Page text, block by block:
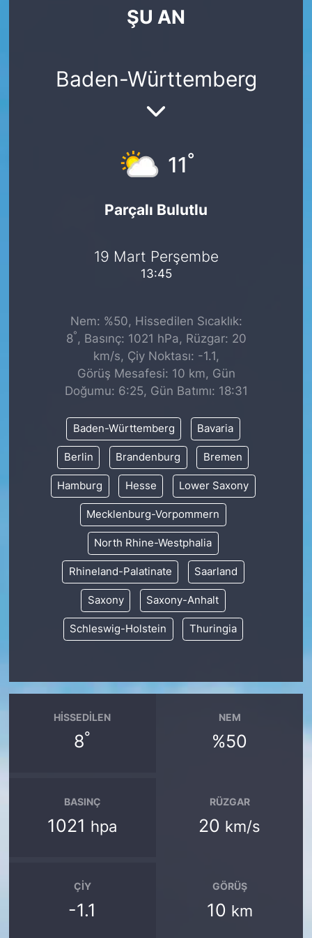
ŞU AN
Baden-Württemberg
11°
Parçalı Bulutlu
19 Mart Perşembe
13:45
Nem: %50, Hissedilen Sıcaklık:
8° , Basınç: 1021 hPa, Rüzgar: 20
km/s, Çiy Noktası: -1.1,
Görüş Mesafesi: 10 km, Gün
Doğumu: 6:25, Gün Batımı: 18:31
Baden-Württemberg Bavaria
Berlin Brandenburg Bremen
Hamburg Hesse Lower Saxony
Mecklenburg-Vorpommern
North Rhine-Westphalia
Rhineland-Palatinate Saarland
Saxony Saxony-Anhalt
Schleswig-Holstein Thuringia
HISSEDILEN
8°
NEM
%50
BASINÇ
1021 hpa
RÜZGAR
20 km/s
ÇIY
-1.1
GÖRÜŞ
10 km